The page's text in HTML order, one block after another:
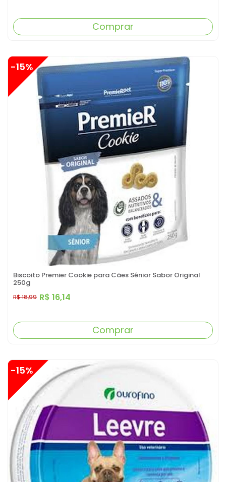
Comprar
Biscoito Premier Cookie para Cães Sênior Sabor Original
250g
R$ 16,14
R$ 18,99
-15%
Comprar
-15%